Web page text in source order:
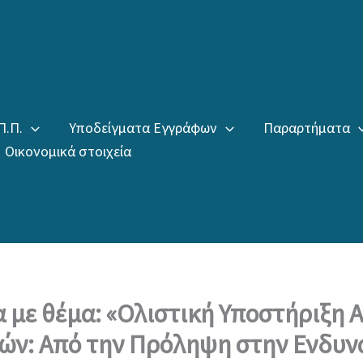
Υποδείγματα Εγγράφων
Παραρτήματα
Οικονομικά στοιχεία
με θέμα: «Ολιστική Υποστήριξη
Από την Πρόληψη στην